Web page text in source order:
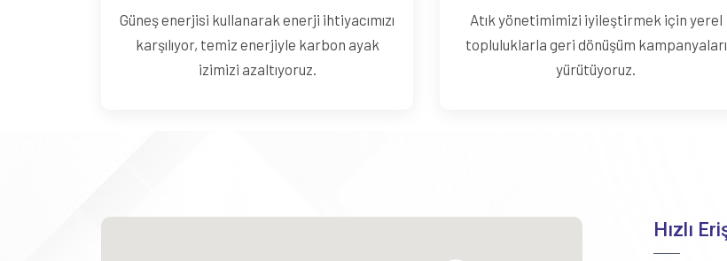
Güneş enerjisi kullanarak enerji ihtiyacımızı
karşılıyor, temiz enerjiyle karbon ayak
izimizi azaltıyoruz.
Atık yönetimimizi iyileştirmek için yerel
topluluklarla geri dönüşüm kampanyaları
yürütüyoruz.
Hızlı